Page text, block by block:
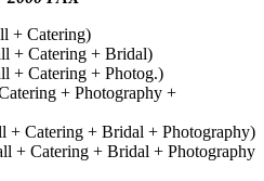
+ Catering)
+ Catering + Bridal)
+ Catering + Photog.)
+ Photography +
+ Catering + Bridal + Photography)
+ Catering + Bridal + Photography